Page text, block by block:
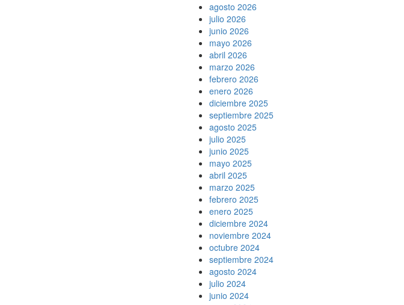
agosto 2026
julio 2026
junio 2026
mayo 2026
abril 2026
marzo 2026
febrero 2026
enero 2026
diciembre 2025
septiembre 2025
agosto 2025
julio 2025
junio 2025
mayo 2025
abril 2025
marzo 2025
febrero 2025
enero 2025
diciembre 2024
noviembre 2024
octubre 2024
septiembre 2024
agosto 2024
julio 2024
junio 2024